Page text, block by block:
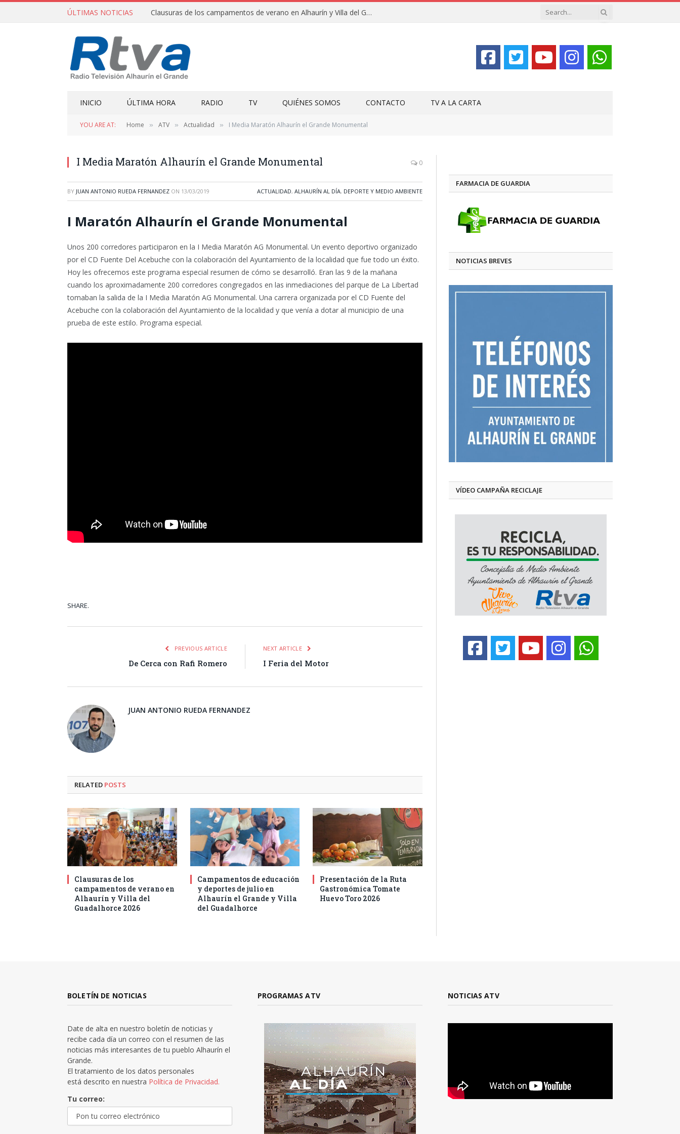
ÚLTIMAS NOTICIAS Clausuras de los campamentos de verano en Alhaurín y Villa del Guadalhorce 2026
INICIO ÚLTIMA HORA RADIO TV QUIÉNES SOMOS CONTACTO TV A LA CARTA
YOU ARE AT: Home » ATV » Actualidad » I Media Maratón Alhaurín el Grande Monumental
I Media Maratón Alhaurín el Grande Monumental 0
BY JUAN ANTONIO RUEDA FERNANDEZ ON 13/03/2019 ACTUALIDAD, ALHAURÍN AL DÍA, DEPORTE Y MEDIO AMBIENTE
I Maratón Alhaurín el Grande Monumental
Unos 200 corredores participaron en la I Media Maratón AG Monumental. Un evento deportivo organizado
por el CD Fuente Del Acebuche con la colaboración del Ayuntamiento de la localidad que fue todo un éxito.
Hoy les ofrecemos este programa especial resumen de cómo se desarrolló. Eran las 9 de la mañana
cuando los aproximadamente 200 corredores congregados en las inmediaciones del parque de La Libertad
tomaban la salida de la I Media Maratón AG Monumental. Una carrera organizada por el CD Fuente del
Acebuche con la colaboración del Ayuntamiento de la localidad y que venía a dotar al municipio de una
prueba de este estilo. Programa especial.
SHARE.
PREVIOUS ARTICLE
De Cerca con Rafi Romero
NEXT ARTICLE
I Feria del Motor
JUAN ANTONIO RUEDA FERNANDEZ
RELATED POSTS
Clausuras de los
campamentos de verano en
Alhaurín y Villa del
Guadalhorce 2026
Campamentos de educación
y deportes de julio en
Alhaurín el Grande y Villa
del Guadalhorce
Presentación de la Ruta
Gastronómica Tomate
Huevo Toro 2026
FARMACIA DE GUARDIA
NOTICIAS BREVES
VÍDEO CAMPAÑA RECICLAJE
BOLETÍN DE NOTICIAS
Date de alta en nuestro boletín de noticias y
recibe cada día un correo con el resumen de las
noticias más interesantes de tu pueblo Alhaurín el
Grande.
El tratamiento de los datos personales
está descrito en nuestra Política de Privacidad.
Tu correo:
PROGRAMAS ATV NOTICIAS ATV